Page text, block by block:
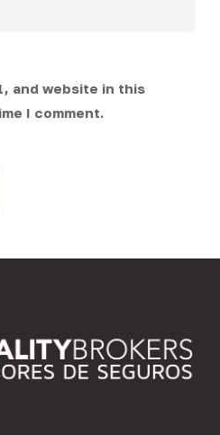
and website in this
I comment.